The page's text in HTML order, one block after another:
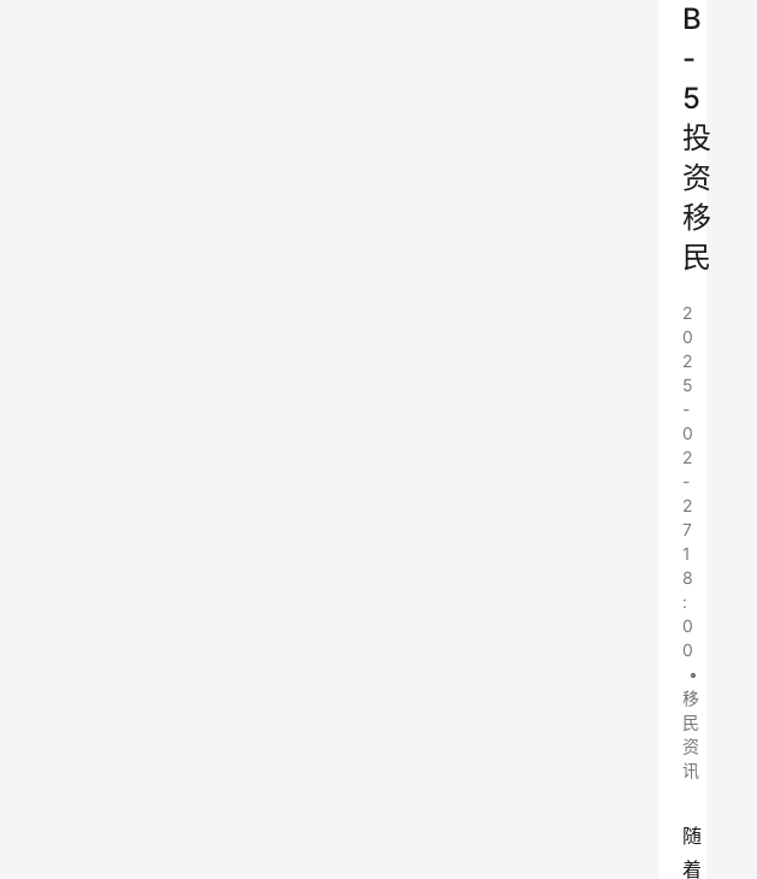
B
-
5
投
资
移
民
2
0
2
5
-
0
2
-
2
7
1
8
:
0
0
•
移
民
资
讯
随
着